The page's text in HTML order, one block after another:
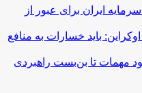
ایران برای عبور از
باید خسارات به منافع
مهمات تا بن‌بست راهبردی